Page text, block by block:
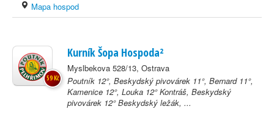
Mapa hospod
Kurník Šopa Hospoda²
Myslbekova 528/13, Ostrava
Poutník 12°, Beskydský pivovárek 11°, Bernard 11°,
Kamenice 12°, Louka 12° Kontráš, Beskydský
pivovárek 12° Beskydský ležák, ...
59 Kč